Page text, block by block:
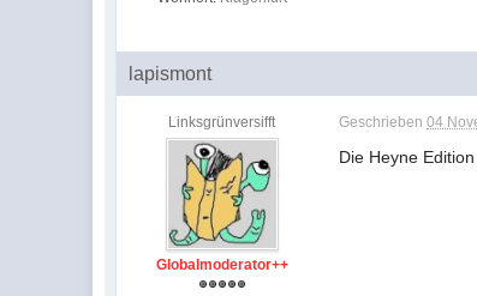
lapismont
Linksgrünversifft
Globalmoderator++
Geschrieben04
Die Heyne